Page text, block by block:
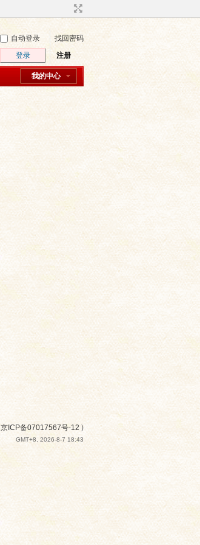
自动登录
找回密码
登录 注册
我的中心
京ICP备07017567号-12 )
GMT+8, 2026-8-7 18:43